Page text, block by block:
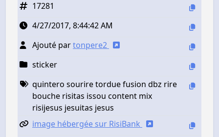
17281
4/27/2017, 8:44:42 AM
Ajouté partonpere2
sticker
quintero sourire tordue fusion dbz rire
bouche risitas issou content mix
risijesus jesuitas jesus
image hébergée sur RisiBank